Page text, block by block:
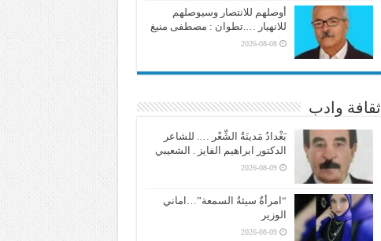
أوصلهم للانتصار وسيوصلهم
للانهيار ….تطوان : مصطفى منيغ
2026-08-08
ثقافة وادب
بَغْدادُ مَدينَةُ الشِّعْر …. للشاعر
الدكتور ابراهيم الفايز . الشعيبي
2026-08-09
“امرأةٌ سيئةُ السمعة”…اماني
الوزير
2026-08-09